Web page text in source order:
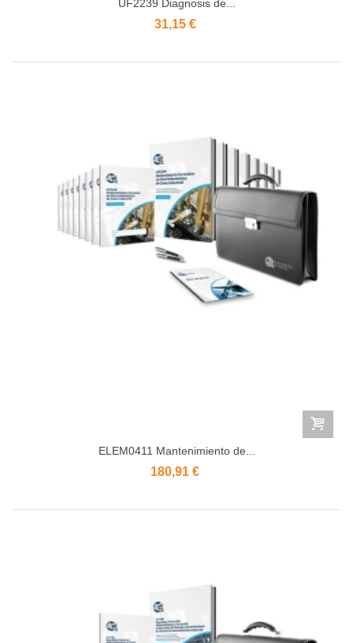
UF2239 Diagnosis de...
31,15 €
ELEM0411 Mantenimiento de...
180,91 €